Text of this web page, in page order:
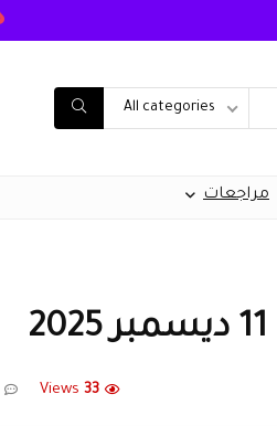
All categories
مراجعات
33